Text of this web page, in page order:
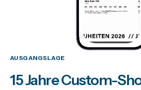
AUSGANGSLAGE
15 Jahre Custom-